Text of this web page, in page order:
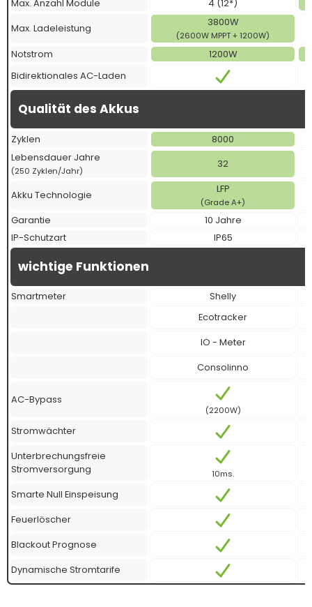
Max. Anzahl Module
4 (12*)
Max. Ladeleistung
3800W
(2600W MPPT + 1200W)
Notstrom
1200W
Bidirektionales AC-Laden
Qualität des Akkus
Zyklen
8000
Lebensdauer Jahre
(250 Zyklen/Jahr)
32
Akku Technologie LFP
(Grade A+)
Garantie
10 Jahre
IP-Schutzart
IP65
wichtige Funktionen
Smartmeter
Shelly
Ecotracker
IO - Meter
Consolinno
AC-Bypass
(2200W)
Stromwächter
Unterbrechungsfreie
Stromversorgung
10ms.
Smarte Null Einspeisung
Feuerlöscher
Blackout Prognose
Dynamische Stromtarife